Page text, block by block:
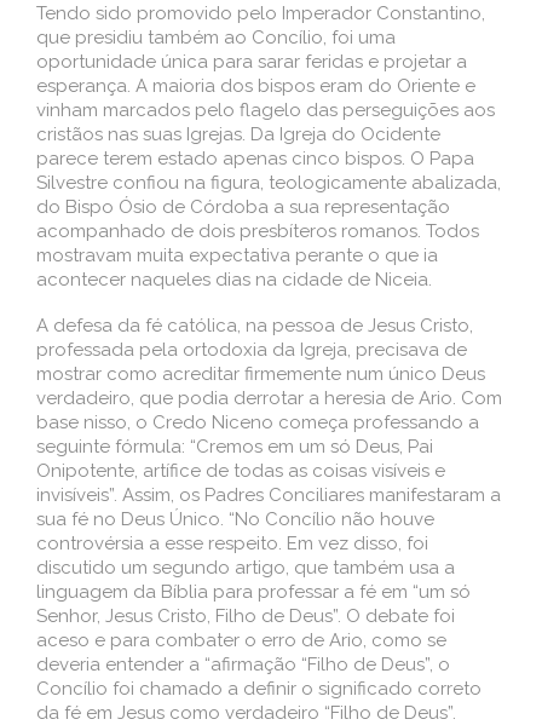
Tendo sido promovido pelo Imperador Constantino,
que presidiu também ao Concílio, foi uma
oportunidade única para sarar feridas e projetar a
esperança. A maioria dos bispos eram do Oriente e
vinham marcados pelo flagelo das perseguições aos
cristãos nas suas Igrejas. Da Igreja do Ocidente
parece terem estado apenas cinco bispos. O Papa
Silvestre confiou na figura, teologicamente abalizada,
do Bispo Ósio de Córdoba a sua representação
acompanhado de dois presbíteros romanos. Todos
mostravam muita expectativa perante o que ia
acontecer naqueles dias na cidade de Niceia.
A defesa da fé católica, na pessoa de Jesus Cristo,
professada pela ortodoxia da Igreja, precisava de
mostrar como acreditar firmemente num único Deus
verdadeiro, que podia derrotar a heresia de Ario. Com
base nisso, o Credo Niceno começa professando a
seguinte fórmula: “Cremos em um só Deus, Pai
Onipotente, artífice de todas as coisas visíveis e
invisíveis”. Assim, os Padres Conciliares manifestaram a
sua fé no Deus Único. “No Concílio não houve
controvérsia a esse respeito. Em vez disso, foi
discutido um segundo artigo, que também usa a
linguagem da Bíblia para professar a fé em “um só
Senhor, Jesus Cristo, Filho de Deus”. O debate foi
aceso e para combater o erro de Ario, como se
deveria entender a “afirmação “Filho de Deus”, o
Concílio foi chamado a definir o significado correto
da fé em Jesus como verdadeiro “Filho de Deus”.